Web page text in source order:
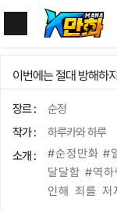
이번에는 절대 방해하
장르 :
순정
작가 :
하루카와 하루
소개 :
#순정만화 #
달달함 #역
인해 죄를 저